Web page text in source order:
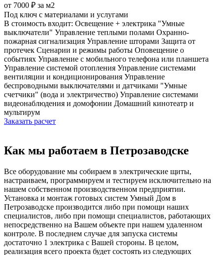
от 7000 ₽ за м2
Под ключ с материалами и услугами
В стоимость входит: Освещение + электрика "Умные
выключатели" Управление теплыми полами Охранно-
пожарная сигнализация Управление шторами Защита от
протечек Сценарии и режимы работы Оповещение о
событиях Управление с мобильного телефона или планшета
Управление системой отопления Управление системами
вентиляции и кондиционирования Управление
беспроводными выключателями и датчиками "Умные
счетчики" (вода и электричество) Управление системами
видеонаблюдения и домофонии Домашний кинотеатр и
мультирум
Заказать расчет
Как мы работаем в Петрозаводске
Все оборудование мы собираем в электрические щиты,
настраиваем, программируем и тестируем исключительно на
нашем собственном производственном предприятии.
Установка и монтаж готовых систем Умный Дом в
Петрозаводске производится либо при помощи наших
специалистов, либо при помощи специалистов, работающих
непосредственно на Вашем объекте при нашем удаленном
контроле. В последнем случае для запуска системы
достаточно 1 электрика с Вашей стороны. В целом,
реализация всего проекта будет состоять из следующих